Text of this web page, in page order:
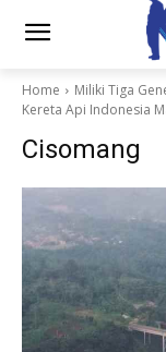
Home
Miliki Tiga
Kereta Api Indonesia
Cisomang